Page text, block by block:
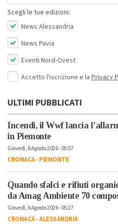
Scegli le tue edizioni:
News Alessandria
News Pavia
Eventi Nord-Ovest
Accetto l'iscrizione e la Privacy
ULTIMI PUBBLICATI
Incendi, il Wwf lancia
in Piemonte
Giovedì, 6 Agosto 2026 - 05:57
CRONACA-PIEMONTE
Quando sfalci e rifiuti
da Amag Ambiente 70
Giovedì, 6 Agosto 2026 - 05:27
CRONACA-ALESSANDRIA